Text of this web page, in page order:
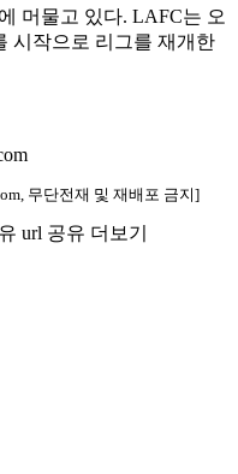
머물고 있다. LAFC는 오
시작으로 리그를 재개한
무단전재 및 재배포 금지]
url 공유 더보기